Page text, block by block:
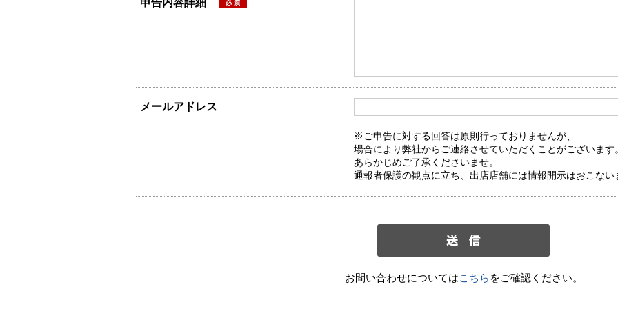
申告内容詳細
メールアドレス
※ご申告に対する回答は原則行っておりませんが、
場合により弊社からご連絡させていただくことがございます。
あらかじめご了承くださいませ。
通報者保護の観点に立ち、出店店舗には情報開示はおこない
お問い合わせについてはこちら をご確認ください。